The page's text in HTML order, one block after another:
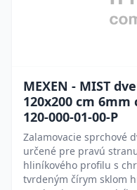
MEXEN - MIST
120x200 cm
120-000-01-00-P
Zalamovacie sprchové
určené pre pravú
hliníkového profilu s
tvrdeným čírym sklom